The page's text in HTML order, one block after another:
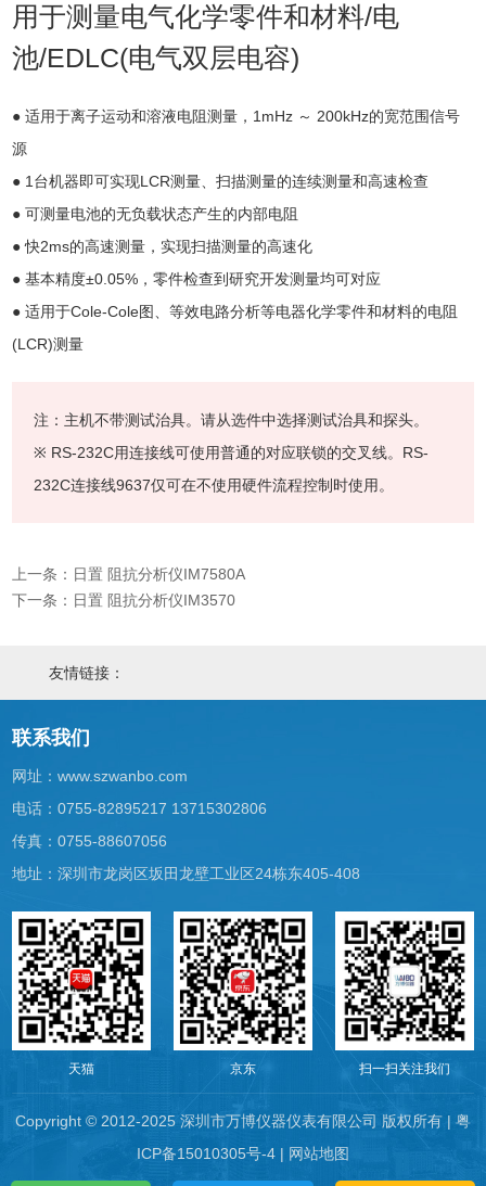
用于测量电气化学零件和材料/电
池/EDLC(电气双层电容)
● 适用于离子运动和溶液电阻测量，1mHz ～ 200kHz的宽范围信号
源
● 1台机器即可实现LCR测量、扫描测量的连续测量和高速检查
● 可测量电池的无负载状态产生的内部电阻
● 快2ms的高速测量，实现扫描测量的高速化
● 基本精度±0.05%，零件检查到研究开发测量均可对应
● 适用于Cole-Cole图、等效电路分析等电器化学零件和材料的电阻
(LCR)测量
注：主机不带测试治具。请从选件中选择测试治具和探头。
※ RS-232C用连接线可使用普通的对应联锁的交叉线。RS-
232C连接线9637仅可在不使用硬件流程控制时使用。
上一条：日置 阻抗分析仪IM7580A
下一条：日置 阻抗分析仪IM3570
友情链接：
联系我们
网址：www.szwanbo.com
电话：0755-82895217 13715302806
传真：0755-88607056
地址：深圳市龙岗区坂田龙壁工业区24栋东405-408
天猫 京东 扫一扫关注我们
Copyright © 2012-2025 深圳市万博仪器仪表有限公司 版权所有 | 粤
ICP备15010305号-4 | 网站地图